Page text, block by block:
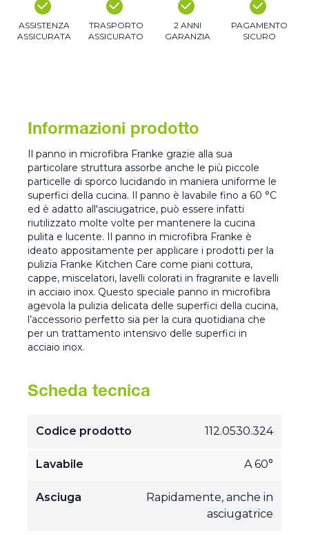
ASSISTENZA
ASSICURATA
TRASPORTO
ASSICURATO
2 ANNI
GARANZIA
PAGAMENTO
SICURO
Informazioni prodotto
Il panno in microfibra Franke grazie alla sua
particolare struttura assorbe anche le più piccole
particelle di sporco lucidando in maniera uniforme le
superfici della cucina. Il panno è lavabile fino a 60 °C
ed è adatto all'asciugatrice, può essere infatti
riutilizzato molte volte per mantenere la cucina
pulita e lucente. Il panno in microfibra Franke è
ideato appositamente per applicare i prodotti per la
pulizia Franke Kitchen Care come piani cottura,
cappe, miscelatori, lavelli colorati in fragranite e lavelli
in acciaio inox. Questo speciale panno in microfibra
agevola la pulizia delicata delle superfici della cucina,
l’accessorio perfetto sia per la cura quotidiana che
per un trattamento intensivo delle superfici in
acciaio inox.
Scheda tecnica
Codice prodotto 112.0530.324
Lavabile A 60°
Asciuga
Rapidamente, anche in
asciugatrice